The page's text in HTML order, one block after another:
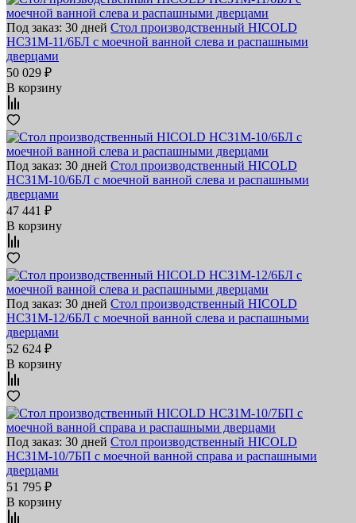
Под заказ: 30 дней Стол производственный HICOLD
НСЗ1М-11/6БЛ с моечной ванной слева и распашными
дверцами
50 029 ₽
В корзину
Под заказ: 30 дней Стол производственный HICOLD
НСЗ1М-10/6БЛ с моечной ванной слева и распашными
дверцами
47 441 ₽
В корзину
Под заказ: 30 дней Стол производственный HICOLD
НСЗ1М-12/6БЛ с моечной ванной слева и распашными
дверцами
52 624 ₽
В корзину
Под заказ: 30 дней Стол производственный HICOLD
НСЗ1М-10/7БП с моечной ванной справа и распашными
дверцами
51 795 ₽
В корзину